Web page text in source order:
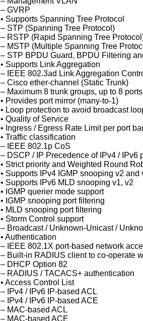
– GVRP
• Supports Spanning Tree Protocol
– STP (Spanning Tree Protocol)
– RSTP (Rapid Spanning Tree
– MSTP (Multiple Spanning Tree
– STP BPDU Guard, BPDU Filtering
• Supports Link Aggregation
– IEEE 802.3ad Link Aggregation
– Cisco ether-channel (Static Trunk)
– Maximum 8 trunk groups, up to 8
• Provides port mirror (many-to-1)
• Loop protection to avoid broadcast
• Quality of Service
• Ingress / Egress Rate Limit per port
• Traffic classification
– IEEE 802.1p CoS
– DSCP / IP Precedence of IPv4 / IPv6
• Strict priority and Weighted Round
• Supports IPv4 IGMP snooping v2 and
• Supports IPv6 MLD snooping v1, v2
• IGMP querier mode support
• IGMP snooping port filtering
• MLD snooping port filtering
• Storm Control support
– Broadcast / Unknown-Unicast /
• Authentication
– IEEE 802.1X port-based network
– Built-in RADIUS client to co-operate
– DHCP Option 82
– RADIUS / TACACS+ authentication
• Access Control List
– IPv4 / IPv6 IP-based ACL
– IPv4 / IPv6 IP-based ACE
– MAC-based ACL
– MAC-based ACE